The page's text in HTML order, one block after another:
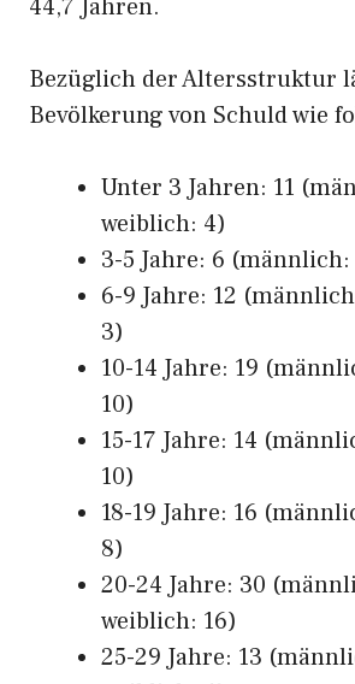
44,7 Jahren.
Bezüglich der Altersstruktur
Bevölkerung von Schuld wie
Unter 3 Jahren: 11
weiblich: 4)
3-5 Jahre: 6
6-9 Jahre: 12
3)
10-14 Jahre: 19
10)
15-17 Jahre: 14
10)
18-19 Jahre: 16
8)
20-24 Jahre: 30
weiblich: 16)
25-29 Jahre: 13